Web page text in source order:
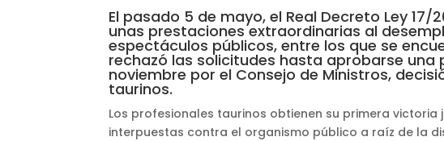
El pasado 5 de mayo, el Real Decreto Ley
unas prestaciones extraordinarias al
espectáculos públicos, entre los que se
rechazó las solicitudes hasta aprobarse
noviembre por el Consejo de Ministros,
taurinos.
Los profesionales taurinos obtienen su primera victoria
interpuestas contra el organismo público a raíz de la